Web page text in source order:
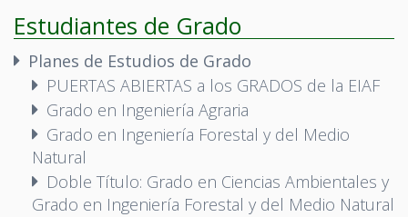
Estudiantes de Grado
Planes de Estudios de Grado
PUERTAS ABIERTAS a los GRADOS de la EIAF
Grado en Ingeniería Agraria
Grado en Ingeniería Forestal y del Medio
Natural
Doble Título: Grado en Ciencias Ambientales y
Grado en Ingeniería Forestal y del Medio Natural